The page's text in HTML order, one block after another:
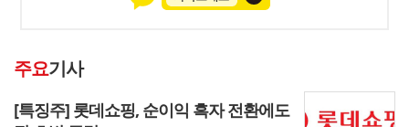
주요기사
[특징주] 롯데쇼핑, 순이익 흑자 전환에도